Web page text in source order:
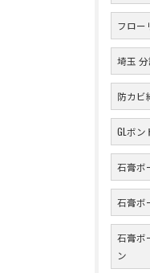
フロー
埼玉
防カビ
GLボ
石膏ボ
石膏ボ
石膏ボ
ン